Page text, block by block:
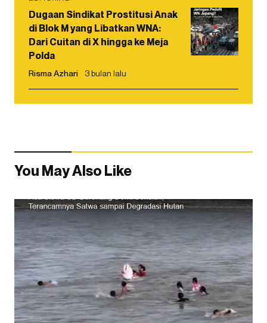
Dugaan Sindikat Prostitusi Anak
di Blok M yang Libatkan WNA:
Dari Cuitan di X hingga ke Meja
Polda
Risma Azhari 3 bulan lalu
You May Also Like